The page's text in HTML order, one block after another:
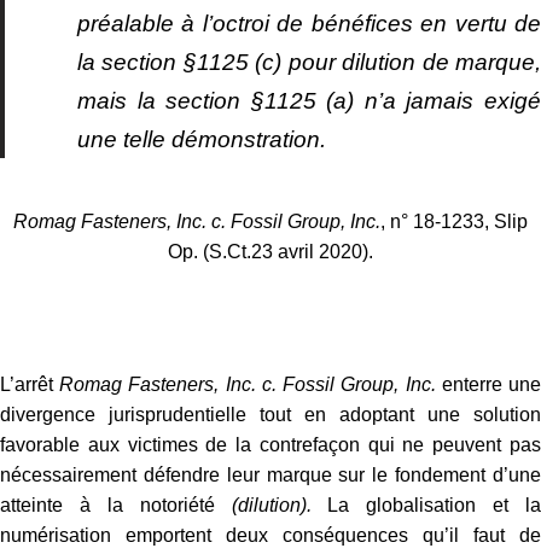
préalable à l’octroi de bénéfices en vertu de
la section §1125 (c) pour dilution de marque,
mais la section §1125 (a) n’a jamais exigé
une telle démonstration.
Romag Fasteners, Inc. c. Fossil Group, Inc., n° 18-1233, Slip
Op. (S.Ct.23 avril 2020).
L’arrêtRomag Fasteners, Inc. c. Fossil Group, Inc. enterre une
divergence jurisprudentielle tout en adoptant une solution
favorable aux victimes de la contrefaçon qui ne peuvent pas
nécessairement défendre leur marque sur le fondement d’une
atteinte à la notoriété (dilution).
La globalisation et la
numérisation emportent deux conséquences qu’il faut de